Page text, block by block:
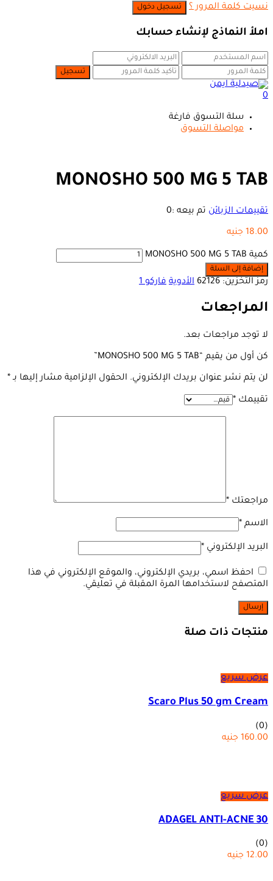
نسيت كلمة المرور ؟
املأ النماذج لإنشاء حسابك
0
سلة التسوق فارغة
مواصلة التسوق
MONOSHO 500 MG 5 TAB
تقييمات الزبائن تم بيعه :0
18.00 جنيه
كمية MONOSHO 500 MG 5 TAB
إضافة إلى السلة
رمز التخزين: 62126 الأدوية فاركو 1
المراجعات
لا توجد مراجعات بعد.
كن أول من يقيم “MONOSHO 500 MG 5 TAB”
لن يتم نشر عنوان بريدك الإلكتروني. الحقول الإلزامية مشار إليها بـ*
تقييمك *
مراجعتك *
الاسم *
البريد الإلكتروني *
احفظ اسمي، بريدي الإلكتروني، والموقع الإلكتروني في هذا
المتصفح لاستخدامها المرة المقبلة في تعليقي.
منتجات ذات صلة
عرض سريع
Scaro Plus 50 gm Cream
(0)
160.00 جنيه
عرض سريع
ADAGEL ANTI-ACNE 30
(0)
12.00 جنيه